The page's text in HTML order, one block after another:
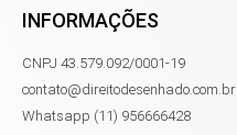
INFORMAÇÕES
CNPJ 43.579.092/0001-19
contato@direitodesenhado.com.br
Whatsapp (11) 956666428